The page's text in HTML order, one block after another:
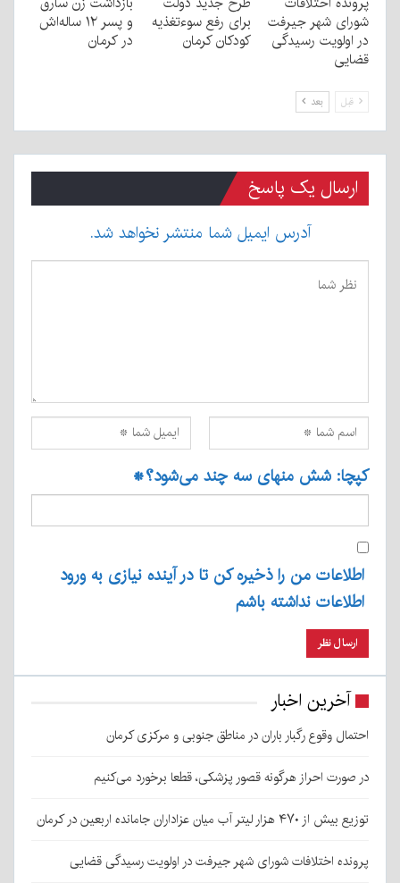
شورای شهر جیرفت
در اولویت رسیدگی
قضایی
برای رفع سوءتغذیه
کودکان کرمان
و پسر ۱۲ ساله‌اش
در کرمان
قبل بعد
ارسال یک پاسخ
آدرس ایمیل شما منتشر نخواهد شد.
کپچا: شش منهای سه چند می‌شود؟*
اطلاعات من را ذخیره کن تا در آینده نیازی به ورود
اطلاعات نداشته باشم
آخرین اخبار
احتمال وقوع رگبار باران در مناطق جنوبی و مرکزی کرمان
در صورت احراز هرگونه قصور پزشکی، قطعا برخورد می‌کنیم
توزیع بیش از ۴۷۰ هزار لیتر آب میان عزاداران جامانده اربعین در کرمان
پرونده اختلافات شورای شهر جیرفت در اولویت رسیدگی قضایی